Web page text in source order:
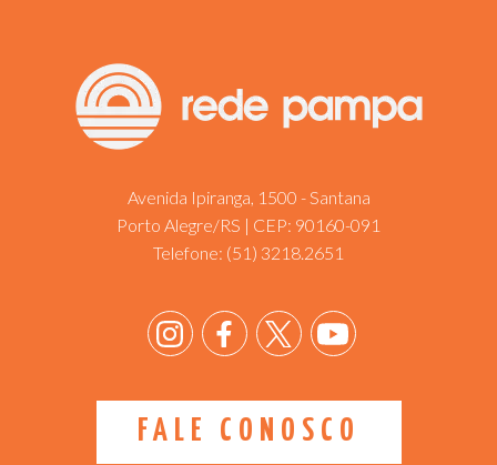
Avenida Ipiranga, 1500 - Santana
Porto Alegre/RS | CEP: 90160-091
Telefone: (51) 3218.2651
FALE CONOSCO